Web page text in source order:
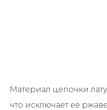
Материал цепочки
что исключает её